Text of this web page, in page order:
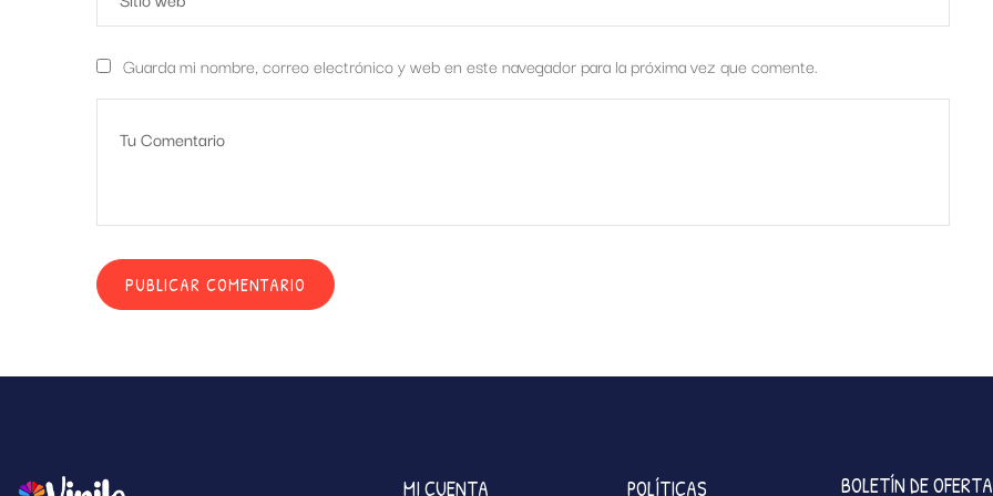
Guarda mi nombre, correo electrónico y web en este navegador para la próxima vez que comente.
MI CUENTA POLÍTICAS BOLETÍN DE